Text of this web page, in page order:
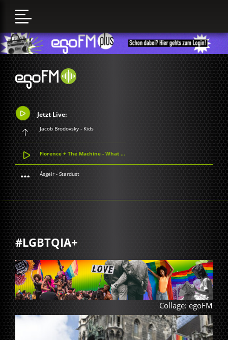
Jetzt Live:
Jacob Brodovsky - Kids
Florence + The Machine - What Kind Of Man
Ásgeir - Stardust
#LGBTQIA+
Collage: egoFM